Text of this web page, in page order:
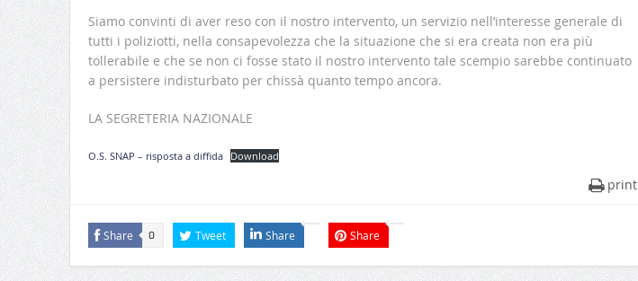
Siamo convinti di aver reso con il nostro intervento, un servizio nell’interesse generale di
tutti i poliziotti, nella consapevolezza che la situazione che si era creata non era più
tollerabile e che se non ci fosse stato il nostro intervento tale scempio sarebbe continuato
a persistere indisturbato per chissà quanto tempo ancora.
LA SEGRETERIA NAZIONALE
O.S. SNAP – risposta a diffida Download
print
Share 0 Tweet Share Share